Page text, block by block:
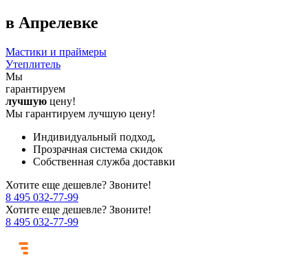
в Апрелевке
Мастики и праймеры
Утеплитель
Мы
гарантируем
лучшую цену!
Мы гарантируем лучшую цену!
Индивидуальный подход,
Прозрачная система скидок
Собственная служба доставки
Хотите еще дешевле? Звоните!
8 495 032-77-99
Хотите еще дешевле? Звоните!
8 495 032-77-99